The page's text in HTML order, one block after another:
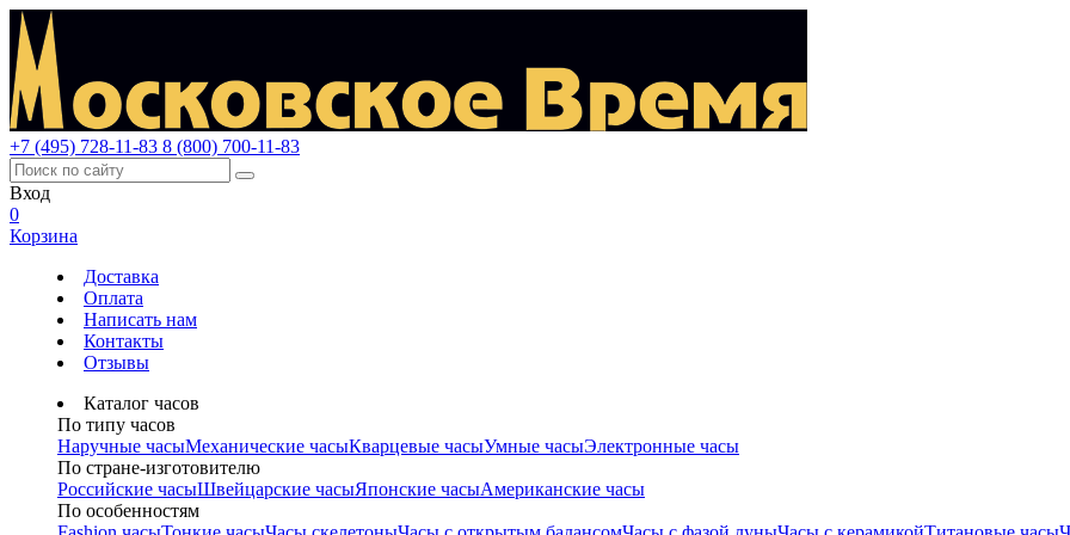
+7 (495) 728-11-83 8 (800) 700-11-83
Вход
0
Корзина
Доставка
Оплата
Написать нам
Контакты
Отзывы
Каталог часов
По типу часов
Наручные часыМеханические часыКварцевые часыУмные часыЭлектронные часы
По стране-изготовителю
Российские часыШвейцарские часыЯпонские часыАмериканские часы
По особенностям